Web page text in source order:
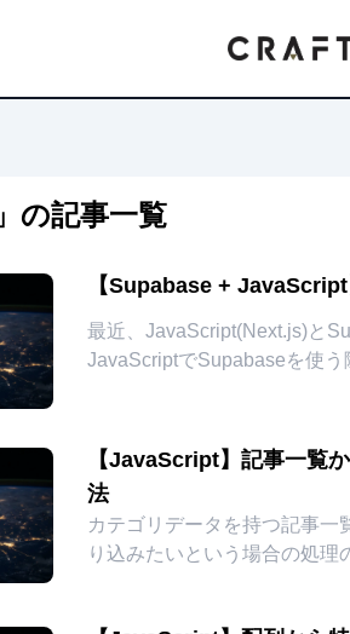
」の記事一覧
【Supabase +
最近、JavaScript(Next.js)と
JavaScriptでSupabaseを使
【JavaScript】記事一覧
法
カテゴリデータを持つ記事一
り込みたいという場合の処理の方法メモです。 カテゴリ